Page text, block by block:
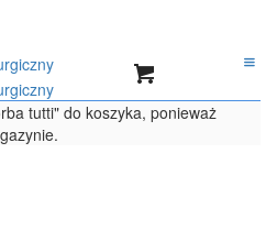
tutti" do koszyka, ponieważ